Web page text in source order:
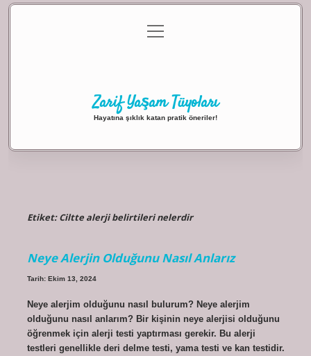
Gizlilik Politikası
menüyü
aç
Zarif Yaşam Tüyoları
Hayatına şıklık katan pratik öneriler!
Etiket:Ciltte alerji belirtileri nelerdir
Neye Alerjin Olduğunu Nasıl Anlarız
Tarih: Ekim 13, 2024
Neye alerjim olduğunu nasıl bulurum? Neye alerjim
olduğunu nasıl anlarım? Bir kişinin neye alerjisi olduğunu
öğrenmek için alerji testi yaptırması gerekir. Bu alerji
testleri genellikle deri delme testi, yama testi ve kan testidir.